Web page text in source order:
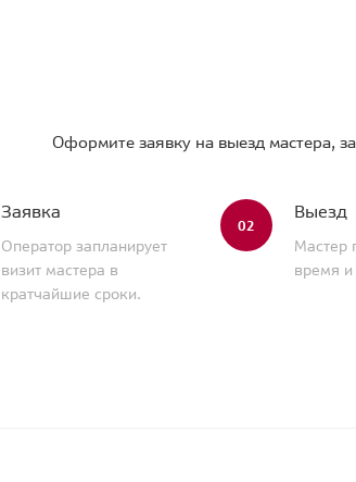
Оформите заявку на выезд мастера,
Заявка
Оператор запланирует
визит мастера в
кратчайшие сроки.
02
Выезд
Мастер
время и